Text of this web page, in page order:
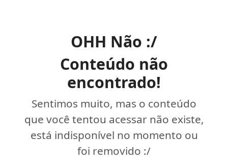
OHH Não :/
Conteúdo não
encontrado!
Sentimos muito, mas o conteúdo
que você tentou acessar não existe,
está indisponível no momento ou
foi removido :/